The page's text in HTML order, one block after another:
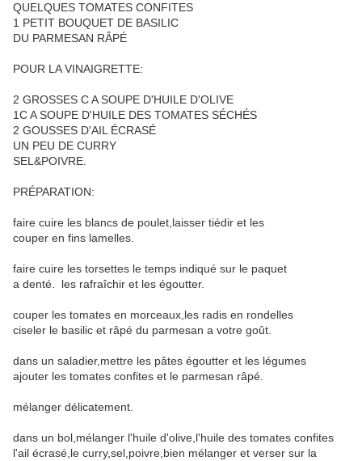
QUELQUES TOMATES CONFITES
1 PETIT BOUQUET DE BASILIC
DU PARMESAN RÂPÉ
POUR LA VINAIGRETTE:
2 GROSSES C A SOUPE D'HUILE D'OLIVE
1C A SOUPE D'HUILE DES TOMATES SÉCHÉS
2 GOUSSES D'AIL ÉCRASÉ
UN PEU DE CURRY
SEL&POIVRE.
PRÉPARATION:
faire cuire les blancs de poulet,laisser tiédir et les
couper en fins lamelles.
faire cuire les torsettes le temps indiqué sur le paquet
a denté. les rafraîchir et les égoutter.
couper les tomates en morceaux,les radis en rondelles
ciseler le basilic et râpé du parmesan a votre goût.
dans un saladier,mettre les pâtes égoutter et les légumes
ajouter les tomates confites et le parmesan râpé.
mélanger délicatement.
dans un bol,mélanger l'huile d'olive,l'huile des tomates confites
l'ail écrasé,le curry,sel,poivre,bien mélanger et verser sur la